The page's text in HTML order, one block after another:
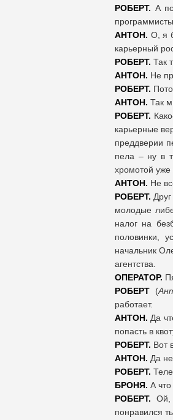
РОБЕРТ. А
программисты.
АНТОН. О, я
карьерный
РОБЕРТ. Так
АНТОН. Не
РОБЕРТ.
АНТОН. Так
РОБЕРТ.
карьерные
преддверии
пела – ну в
хромотой
АНТОН. Не
РОБЕРТ.
молодые
налог на
половинки,
начальник
агентства.
ОПЕРАТОР.
РОБЕРТ (
работает.
АНТОН. Да
попасть в
РОБЕРТ. Вот
АНТОН. Да
РОБЕРТ.
БРОНЯ. А
РОБЕРТ. Ой,
понравился